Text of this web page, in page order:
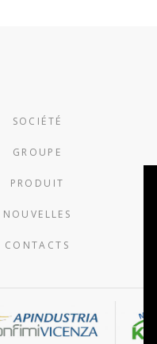
SOCIÉTÉ
GROUPE
PRODUIT
NOUVELLES
CONTACTS